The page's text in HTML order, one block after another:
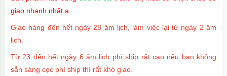
giao nhanh nhất ạ.
Giao hàng đến hết ngày 28 âm lịch, làm việc lại từ ngày 2 âm
lịch.
Từ 23 đến hết ngày 6 âm lịch phí ship rất cao nếu bạn không
sẵn sàng cọc phí ship thì rất khó giao.